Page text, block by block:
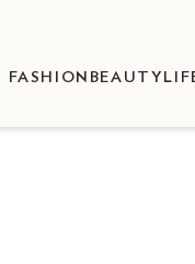
FASHION BEAUTY